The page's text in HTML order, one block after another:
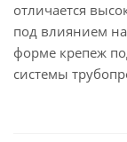
отличается
под влиянием
форме крепеж
системы